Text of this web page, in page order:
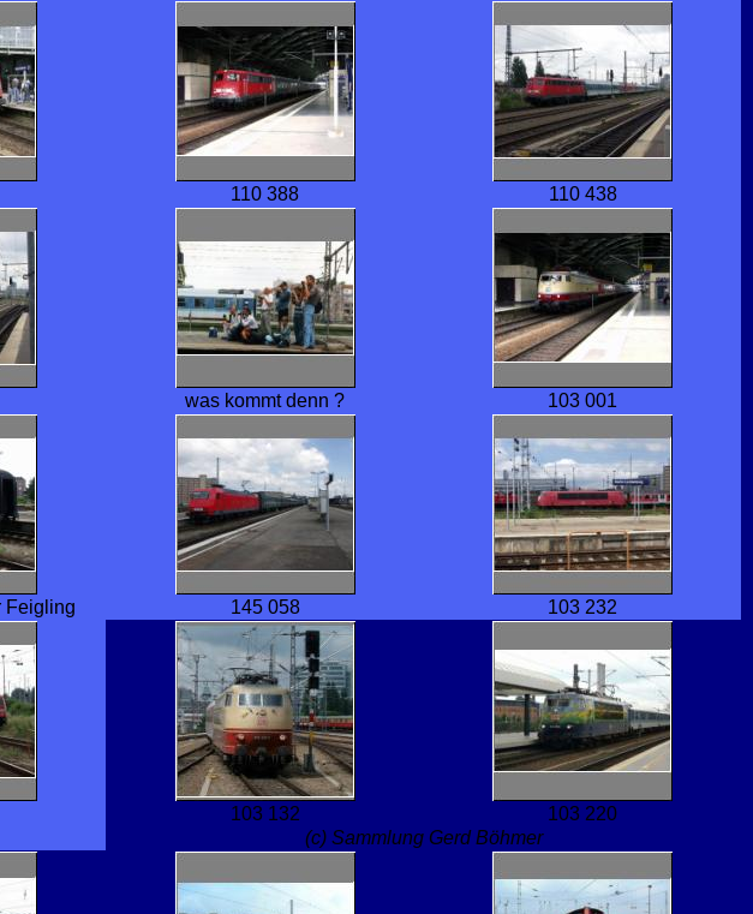
110 388 110 438
was kommt denn ? 103 001
Feigling 145 058 103 232
103 132
103 220
(c) Sammlung Gerd Böhmer